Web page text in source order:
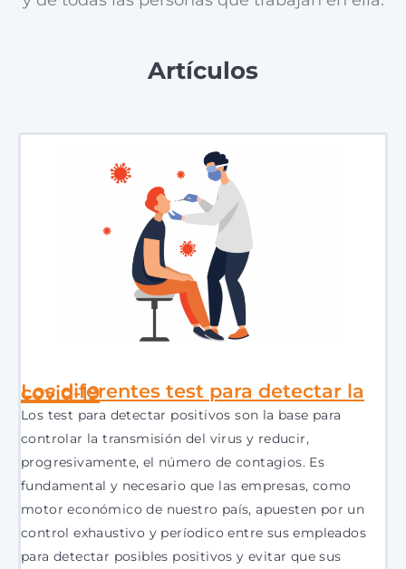
Artículos
Los diferentes test para detectar la covid-19
Los test para detectar positivos son la base para
controlar la transmisión del virus y reducir,
progresivamente, el número de contagios. Es
fundamental y necesario que las empresas, como
motor económico de nuestro país, apuesten por un
control exhaustivo y períodico entre sus empleados
para detectar posibles positivos y evitar que sus